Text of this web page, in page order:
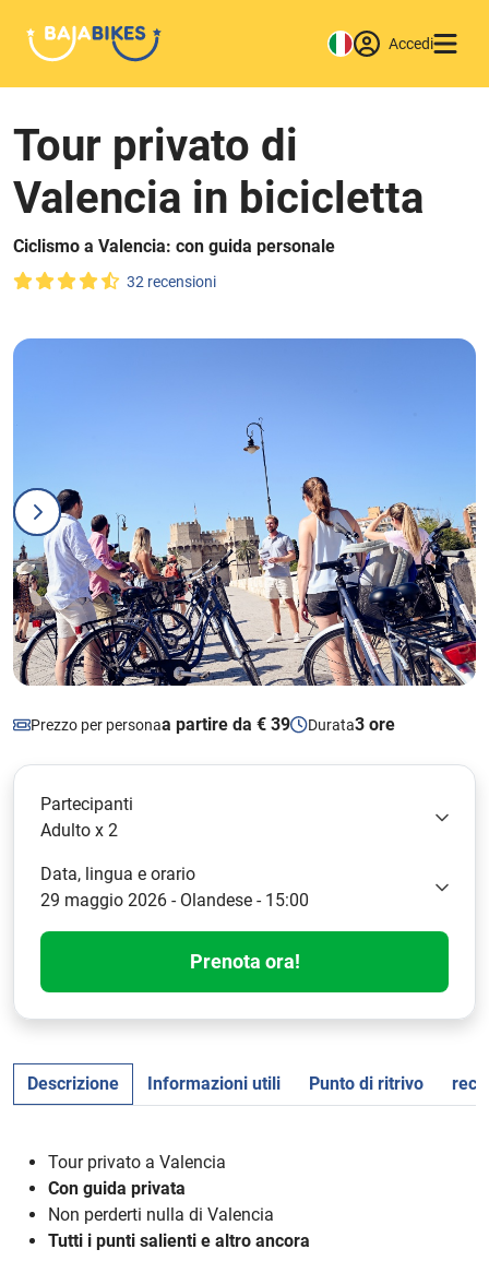
Accedi
Tour privato di
Valencia in bicicletta
Ciclismo a Valencia: con guida personale
32 recensioni
Prezzo per personaa partire da € 39 Durata3 ore
Partecipanti
Adulto x 2
Data, lingua e orario
29 maggio 2026 - Olandese - 15:00
Prenota ora!
Descrizione Informazioni utili Punto di ritrivo
Tour privato a Valencia
Con guida privata
Non perderti nulla di Valencia
Tutti i punti salienti e altro ancora